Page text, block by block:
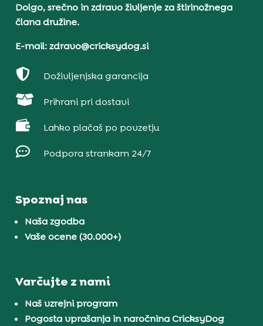
Dolgo, srečno in zdravo življenje za štirinožnega
člana družine.
E-mail: zdravo@cricksydog.si
 Doživljenjska garancija
 Prihrani pri dostavi
 Lahko plačaš po povzetju
 Podpora strankam 24/7
Spoznaj nas
Naša zgodba
Vaše ocene (30.000+)
Varčujte z nami
Naš vzrejni program
Pogosta vprašanja in naročnina CricksyDog